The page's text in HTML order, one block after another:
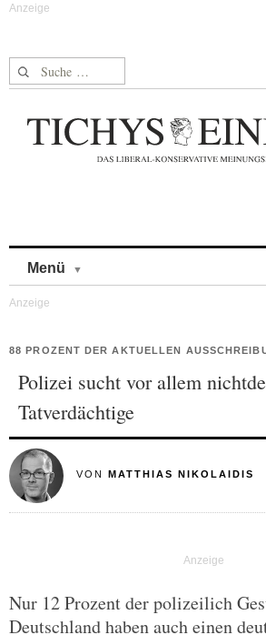
Suche nach:
Menü
88 PROZENT DER AKTUELLEN
Polizei sucht vor allem
Tatverdächtige
VON MATTHIAS NIKOLAIDIS
Nur 12 Prozent der polizeilich
Deutschland haben auch einen